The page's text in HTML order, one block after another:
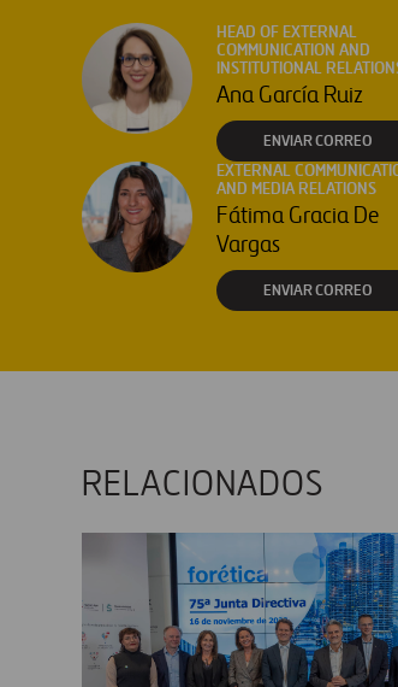
HEAD OF EXTERNAL
COMMUNICATION AND
INSTITUTIONAL
Ana García Ruiz
ENVIAR CORREO
EXTERNAL
AND MEDIA RELATIONS
Fátima Gracia De
Vargas
ENVIAR CORREO
RELACIONADOS